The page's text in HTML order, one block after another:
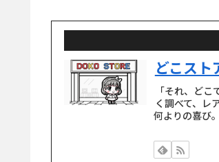
どこスト
「それ、ど
く調べて、レ
何よりの喜び